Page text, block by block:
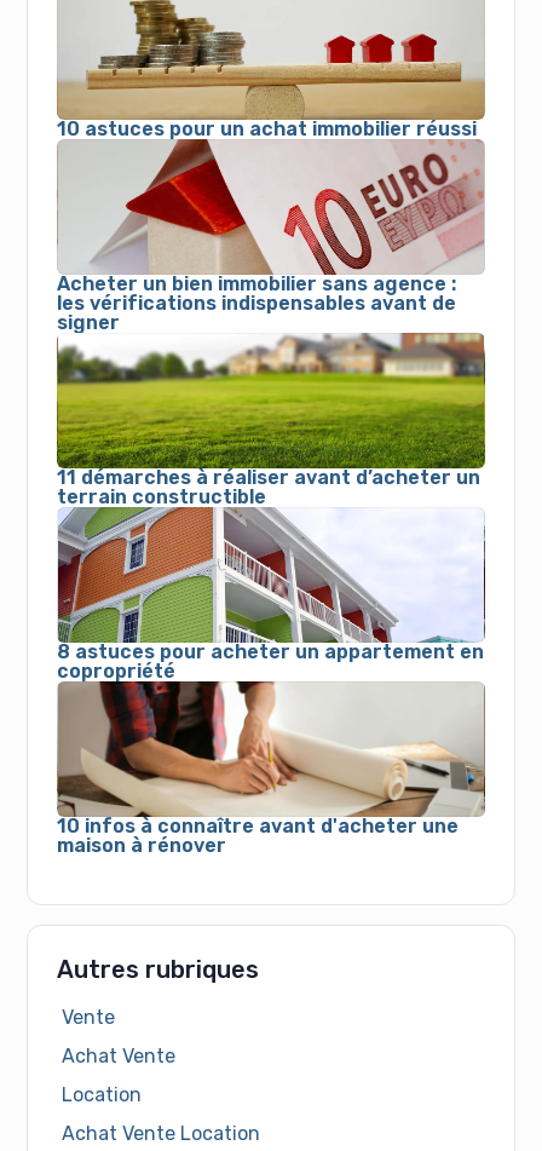
10 astuces pour un achat immobilier réussi
Acheter un bien immobilier sans agence :
les vérifications indispensables avant de
signer
11 démarches à réaliser avant d’acheter un
terrain constructible
8 astuces pour acheter un appartement en
copropriété
10 infos à connaître avant d'acheter une
maison à rénover
Autres rubriques
Vente
Achat Vente
Location
Achat Vente Location